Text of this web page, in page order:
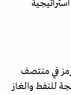
في منتصف
المنتجة للنفط والغاز